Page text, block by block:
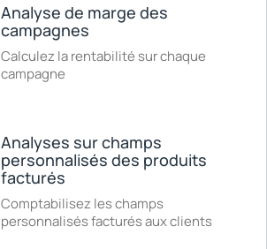
Analyse de marge des
campagnes
Calculez la rentabilité sur chaque
campagne
Analyses sur champs
personnalisés des produits
facturés
Comptabilisez les champs
personnalisés facturés aux clients